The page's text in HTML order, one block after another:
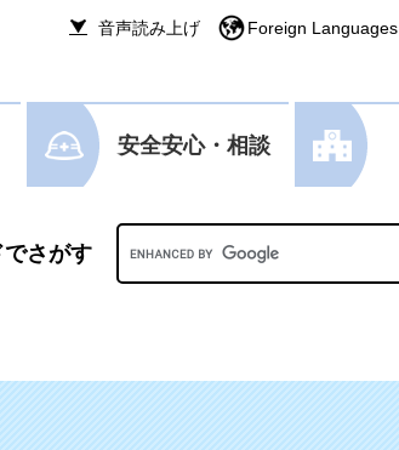
音声読み上げ Foreign Languages
安全安心・相談
Googleカスタム検索